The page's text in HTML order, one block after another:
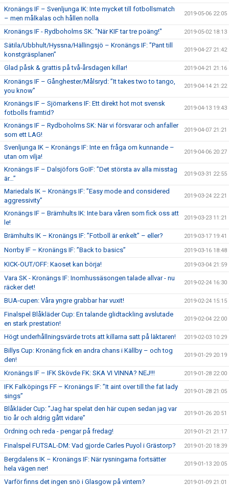
Kronängs IF – Svenljunga IK: Inte mycket till fotbollsmatch
– men målkalas och hållen nolla
2019-05-06 22:05
Kronängs IF - Rydboholms SK: "När KIF tar tre poäng!" 2019-05-02 18:13
Sätila/Ubbhult/Hyssna/Hällingsjö – Kronängs IF: ”Pant till
konstgräsplanen”
2019-04-27 21:42
Glad påsk & grattis på två-årsdagen killar! 2019-04-21 21:16
Kronängs IF – Gånghester/Målsryd: ”It takes two to tango,
you know”
2019-04-14 21:22
Kronängs IF – Sjömarkens IF: Ett direkt hot mot svensk
fotbolls framtid?
2019-04-13 19:43
Kronängs IF – Rydboholms SK: När vi försvarar och anfaller
som ett LAG!
2019-04-07 21:21
Svenljunga IK – Kronängs IF: Inte en fråga om kunnande –
utan om vilja!
2019-04-06 20:27
Kronängs IF – Dalsjöfors GoIF: ”Det största av alla misstag
är…”
2019-03-31 22:55
Mariedals IK – Kronängs IF: ”Easy mode and considered
aggressivity”
2019-03-24 22:21
Kronängs IF – Brämhults IK: Inte bara våren som fick oss att
le!
2019-03-23 11:21
Brämhults IK – Kronängs IF: ”Fotboll är enkelt” – eller? 2019-03-17 19:41
Norrby IF – Kronängs IF: ”Back to basics” 2019-03-16 18:48
KICK-OUT/OFF: Kaoset kan börja! 2019-03-04 21:59
Vara SK - Kronängs IF: Inomhussäsongen talade allvar - nu
räcker det!
2019-02-24 16:30
BUA-cupen: Våra yngre grabbar har vuxit! 2019-02-24 15:15
Finalspel Blåkläder Cup: En talande glidtackling avslutade
en stark prestation!
2019-02-04 22:00
Högt underhållningsvärde trots att killarna satt på läktaren! 2019-02-03 10:29
Billys Cup: Kronäng fick en andra chans i Källby – och tog
den!
2019-01-29 20:19
Kronängs IF – IFK Skövde FK: SKA VI VINNA? NEJ!!! 2019-01-28 22:00
IFK Falköpings FF – Kronängs IF: ”It aint over till the fat lady
sings”
2019-01-28 21:05
Blåkläder Cup: ”Jag har spelat den här cupen sedan jag var
tio år och aldrig gått vidare”
2019-01-26 20:51
Ordning och reda - pengar på fredag! 2019-01-21 21:17
Finalspel FUTSAL-DM: Vad gjorde Carles Puyol i Grästorp? 2019-01-20 18:39
Bergdalens IK – Kronängs IF: När rysningarna fortsätter
hela vägen ner!
2019-01-13 20:05
Varför finns det ingen snö i Glasgow på vintern? 2019-01-09 21:01